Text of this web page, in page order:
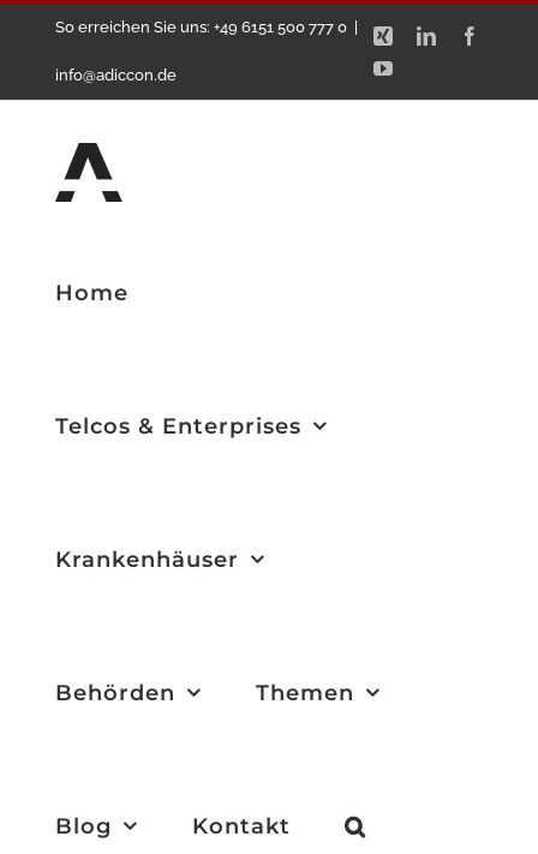
springen
So erreichen Sie uns: +49 6151 500 777 0
info@adiccon.de
Xing LinkedIn
YouTube
Home
Telcos & Enterprises
Krankenhäuser
Behörden Themen
Blog Kontakt